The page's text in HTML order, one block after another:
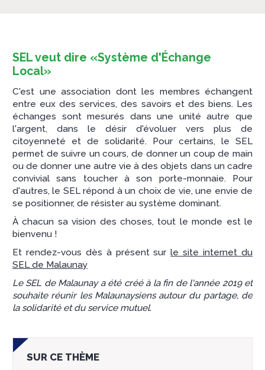
SEL veut dire «Système d'Échange
Local»
C'est une association dont les membres échangent
entre eux des services, des savoirs et des biens. Les
échanges sont mesurés dans une unité autre que
l'argent, dans le désir d'évoluer vers plus de
citoyenneté et de solidarité. Pour certains, le SEL
permet de suivre un cours, de donner un coup de main
ou de donner une autre vie à des objets dans un cadre
convivial sans toucher à son porte-monnaie. Pour
d'autres, le SEL répond à un choix de vie, une envie de
se positionner, de résister au système dominant.
À chacun sa vision des choses, tout le monde est le
bienvenu !
Et rendez-vous dès à présent surle site internet du
SEL de Malaunay
Le SEL de Malaunay a été créé à la fin de l'année 2019 et
souhaite réunir les Malaunaysiens autour du partage, de
la solidarité et du service mutuel.
SUR CE THÈME